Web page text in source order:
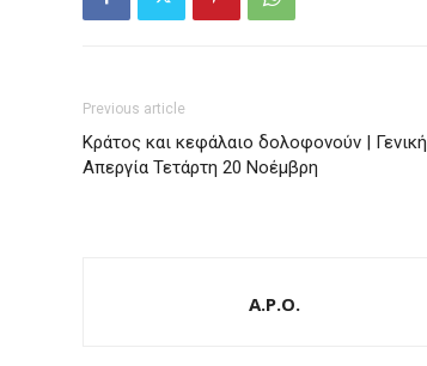
Previous article
Κράτος και κεφάλαιο δολοφονούν | Γενική
Απεργία Τετάρτη 20 Νοέμβρη
A.P.O.